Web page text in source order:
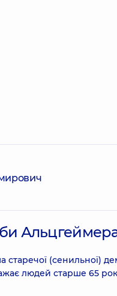
(сенильної)
людей старше 65